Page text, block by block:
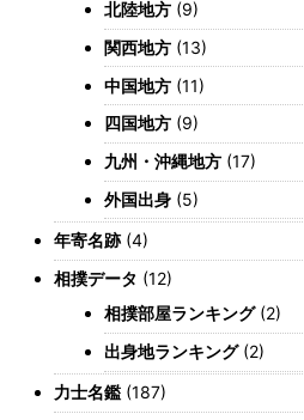
北陸地方 (9)
関西地方 (13)
中国地方 (11)
四国地方 (9)
九州・沖縄地方 (17)
外国出身 (5)
年寄名跡(4)
相撲データ (12)
相撲部屋ランキング(2)
出身地ランキング(2)
力士名鑑 (187)